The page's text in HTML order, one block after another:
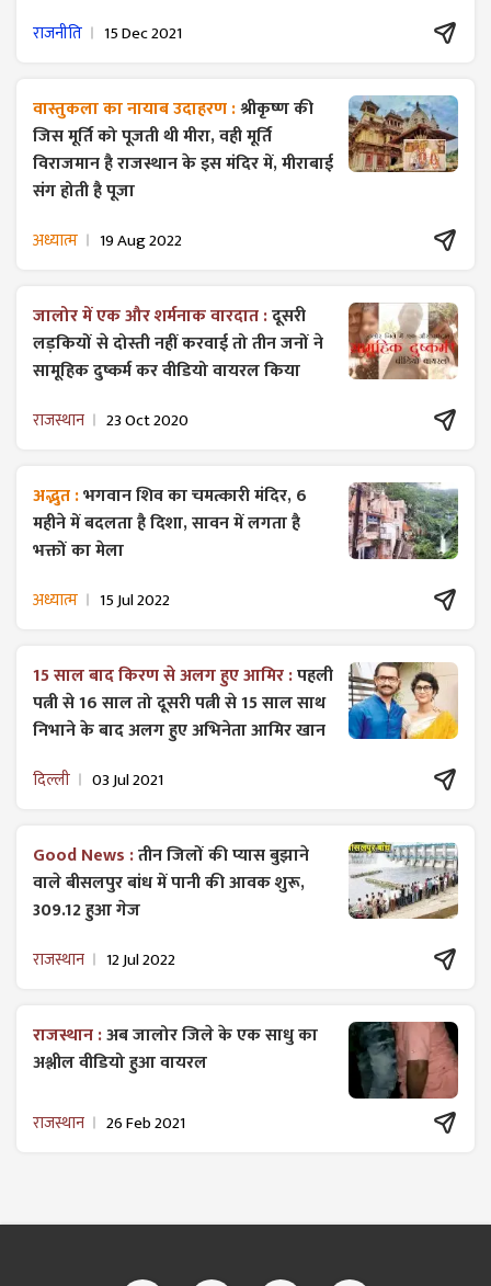
राजनीति 15 Dec 2021
वास्तुकला का नायाब उदाहरण :श्रीकृष्ण की
जिस मूर्ति को पूजती थी मीरा, वही मूर्ति
विराजमान है राजस्थान के इस मंदिर में, मीराबाई
संग होती है पूजा
अध्यात्म 19 Aug 2022
जालोर में एक और शर्मनाक वारदात :दूसरी
लड़कियों से दोस्ती नहीं करवाई तो तीन जनों ने
सामूहिक दुष्कर्म कर वीडियो वायरल किया
राजस्थान 23 Oct 2020
अद्भुत :भगवान शिव का चमत्कारी मंदिर, 6
महीने में बदलता है दिशा, सावन में लगता है
भक्तों का मेला
अध्यात्म 15 Jul 2022
15 साल बाद किरण से अलग हुए आमिर :पहली
पत्नी से 16 साल तो दूसरी पत्नी से 15 साल साथ
निभाने के बाद अलग हुए अभिनेता आमिर खान
दिल्ली 03 Jul 2021
Good News :तीन जिलों की प्यास बुझाने
वाले बीसलपुर बांध में पानी की आवक शुरू,
309.12 हुआ गेज
राजस्थान 12 Jul 2022
राजस्थान :अब जालोर जिले के एक साधु का
अश्लील वीडियो हुआ वायरल
राजस्थान 26 Feb 2021